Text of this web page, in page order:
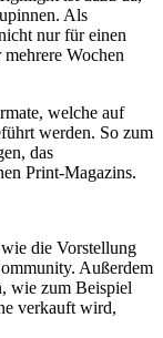
Als
nur für einen
Wochen
welche auf
werden. So zum
das
Print-Magazins.
die Vorstellung
Außerdem
wie zum Beispiel
verkauft wird,